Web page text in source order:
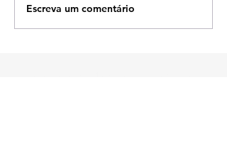
Escreva um comentário